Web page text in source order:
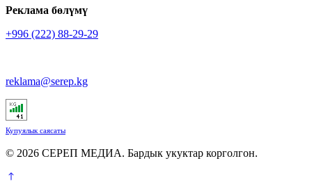
Реклама бөлүмү
+996 (222) 88-29-29
reklama@serep.kg
Купуялык саясаты
© 2026 СЕРЕП МЕДИА. Бардык укуктар корголгон.